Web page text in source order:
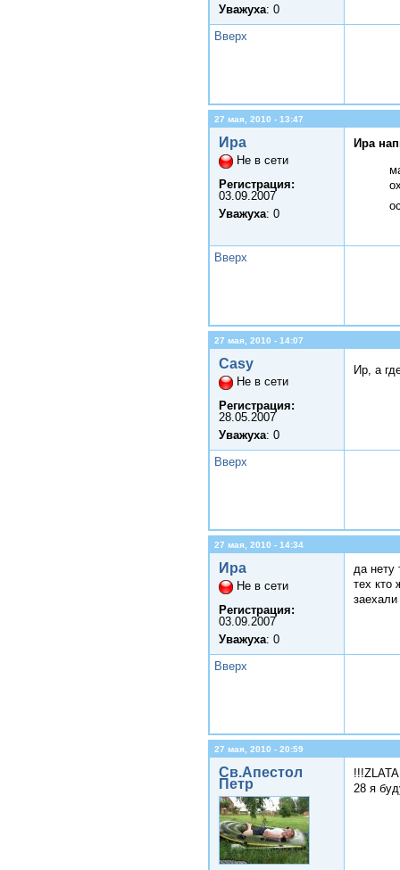
Уважуха: 0
Вверх
27 мая, 2010 - 13:47
Ира
Не в сети
Регистрация:
03.09.2007
Уважуха: 0
Ира
Вверх
27 мая, 2010 - 14:07
Casy
Не в сети
Регистрация:
28.05.2007
Уважуха: 0
Ир, а
Вверх
27 мая, 2010 - 14:34
Ира
Не в сети
Регистрация:
03.09.2007
Уважуха: 0
да нету
тех кто
Вверх
27 мая, 2010 - 20:59
Св.Апестол
Петр
28 я